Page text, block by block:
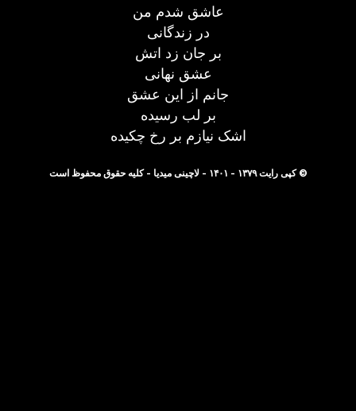
عاشق شدم من
در زندگانی
بر جان زد اتش
عشق نهانی
جانم از این عشق
بر لب رسیده
اشک نیازم بر رخ چکیده
© کپی رایت ۱۳۷۹ - ۱۴۰۱ - لاچینی میدیا - کلیه حقوق محفوظ است